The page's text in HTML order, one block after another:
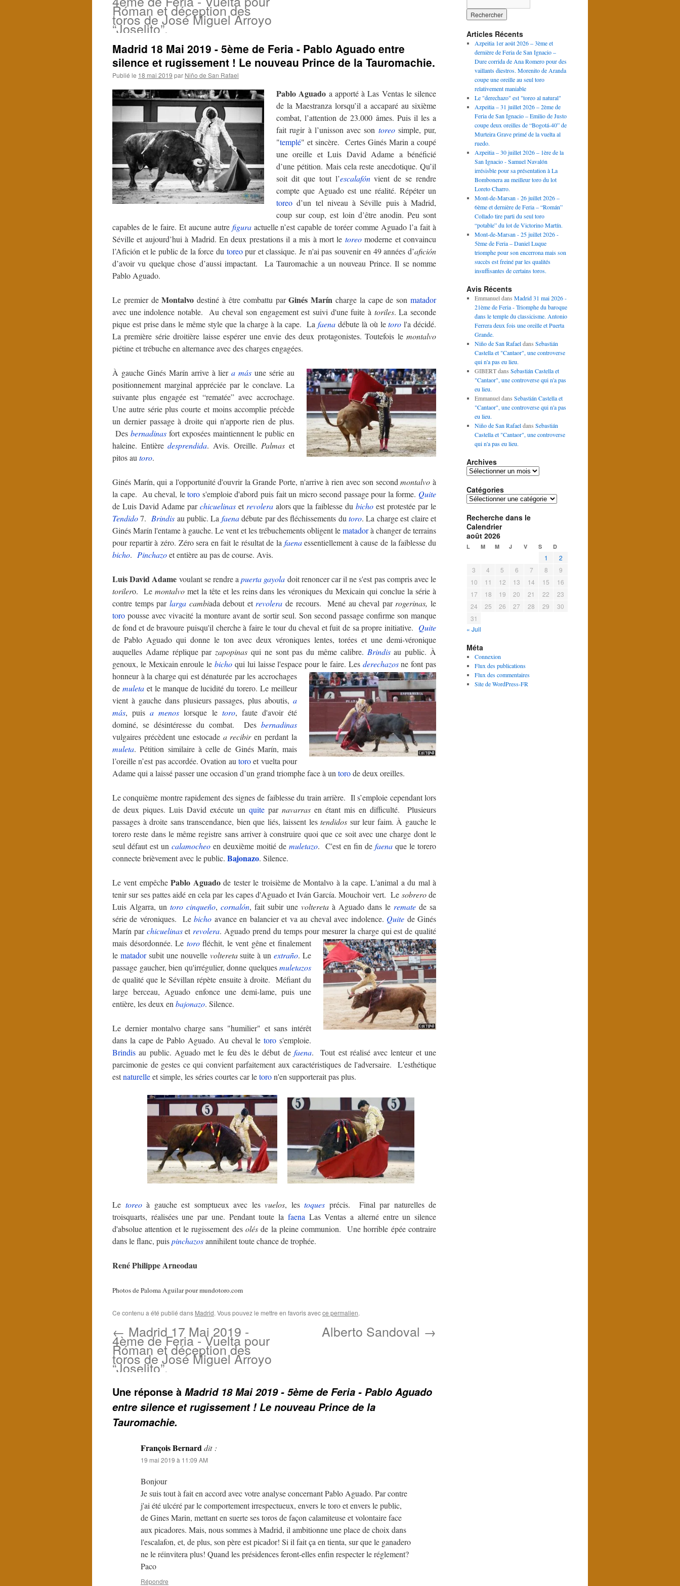
Róman et déception des
toros de José Miguel Arroyo
“Joselito”.
Madrid 18 Mai 2019 - 5ème de Feria - Pablo Aguado entre
silence et rugissement ! Le nouveau Prince de la Tauromachie.
Publié le 18 mai 2019 par Niño de San Rafael
Pablo Aguado a apporté à Las Ventas le silence
de la Maestranza lorsqu’il a accaparé au sixième
combat, l’attention de 23.000 âmes. Puis il les a
fait rugir à l’unisson avec son toreosimple, pur,
"templé" et sincère. Certes Ginés Marin a coupé
une oreille et Luis David Adame a bénéficié
d’une pétition. Mais cela reste anecdotique. Qu’il
soit dit que tout l’escalafónvient de se rendre
compte que Aguado est une réalité. Répéter un
toreo d’un tel niveau à Séville puis à Madrid,
coup sur coup, est loin d’être anodin. Peu sont
capables de le faire. Et aucune autre figuraactuelle n’est capable de toréer comme Aguado l’a fait à
Séville et aujourd’hui à Madrid. En deux prestations il a mis à mort le toreomoderne et convaincu
l’Afición et le public de la force du toreopur et classique. Je n'ai pas souvenir en 49 années d’afición
d’avoir vu quelque chose d’aussi impactant. La Tauromachie a un nouveau Prince. Il se nomme
Pablo Aguado.
Le premier deMontalvo destiné à être combattu parGinés Marín charge la cape de son matador
avec une indolence notable. Au cheval son engagement est suivi d'une fuite à toriles. La seconde
pique est prise dans le même style que la charge à la cape. Lafaena débute là où letoro l'a décidé.
La première série droitière laisse espérer une envie des deux protagonistes. Toutefois le montalvo
piétine et trébuche en alternance avec des charges engagées.
À gauche Ginés Marín arrive à liera más une série au
positionnement marginal appréciée par le conclave. La
suivante plus engagée est “rematée” avec accrochage.
Une autre série plus courte et moins accomplie précède
un dernier passage à droite qui n'apporte rien de plus.
Des bernadinas fort exposées maintiennent le public en
haleine. Entièredesprendida. Avis. Oreille. Palmas et
pitos au toro.
Ginés Marín, qui a l'opportunité d'ouvrir la Grande Porte, n'arrive à rien avec son secondmontalvo à
la cape. Au cheval, letoro s'emploie d'abord puis fait un micro second passage pour la forme. Quite
de Luis David Adame parchicuelinaset revoleraalors que la faiblesse dubicho est protestée par le
Tendido7. Brindis au public. La faenadébute par des fléchissements dutoro. La charge est claire et
Ginés Marín l'entame à gauche. Le vent et les trébuchements obligent lematadorà changer de terrains
pour repartir à zéro. Zéro sera en fait le résultat de la faenaessentiellement à cause de la faiblesse du
bicho. Pinchazoet entière au pas de course. Avis.
Luis David Adame voulant se rendre apuerta gayola doit renoncer car il ne s'est pas compris avec le
torilero. Le montalvomet la tête et les reins dans les véroniques du Mexicain qui conclue la série à
contre temps par largacambiada debout et revolera de recours. Mené au cheval par rogerinas, le
toro pousse avec vivacité la monture avant de sortir seul. Son second passage confirme son manque
de fond et de bravoure puisqu'il cherche à faire le tour du cheval et fuit de sa propre initiative. Quite
de Pablo Aguado qui donne le ton avec deux véroniques lentes, torées et une demi-véronique
auquelles Adame réplique par zapopinas qui ne sont pas du même calibre. Brindisau public. À
genoux, le Mexicain enroule lebicho qui lui laisse l'espace pour le faire. Les derechazosne font pas
honneur à la charge qui est dénaturée par les accrochages
de muletaet le manque de lucidité du torero. Le meilleur
vient à gauche dans plusieurs passages, plus aboutis, a
más, puisa menos lorsque le toro, faute d'avoir été
dominé, se désintéresse du combat. Des bernadinas
vulgaires précèdent une estocade a recibiren perdant la
muleta. Pétition similaire à celle de Ginés Marín, mais
l’oreille n’est pas accordée. Ovation au toroet vuelta pour
Adame qui a laissé passer une occasion d’un grand triomphe face à un torode deux oreilles.
Le conquième montre rapidement des signes de faiblesse du train arrière. Il s’emploie cependant lors
de deux piques. Luis David exécute un quite par navarras en étant mis en difficulté. Plusieurs
passages à droite sans transcendance, bien que liés, laissent les tendidos sur leur faim. À gauche le
torero reste dans le même registre sans arriver à construire quoi que ce soit avec une charge dont le
seul défaut est un calamocheo en deuxième moitié de muletazo. C'est en fin de faena que le torero
connecte brièvement avec le public. Bajonazo. Silence.
Le vent empêchePablo Aguadode tester le troisième de Montalvo à la cape. L'animal a du mal à
tenir sur ses pattes aidé en cela par les capes d'Aguado et Iván García. Mouchoir vert. Le sobrerode
Luis Algarra, un toro cinqueño, cornalón, fait subir une voltereta à Aguado dans le remate de sa
série de véroniques. Lebicho avance en balancier et va au cheval avec indolence. Quite de Ginés
Marín parchicuelinaset revolera. Aguado prend du temps pour mesurer la charge qui est de qualité
mais désordonnée.Le torofléchit, le vent gêne et finalement
le matadorsubit une nouvelle volteretasuite à unextraño. Le
passage gaucher, bien qu'irrégulier, donne quelquesmuletazos
de qualité que le Sévillan répète ensuite à droite. Méfiant du
large berceau, Aguado enfonce une demi-lame, puis une
entière, les deux en bajonazo. Silence.
Le dernier montalvo charge sans "humilier" et sans intérêt
dans la cape de Pablo Aguado. Au cheval letoro s'emploie.
Brindis au public. Aguado met le feu dès le début de faena. Tout est réalisé avec lenteur et une
parcimonie de gestes ce qui convient parfaitement aux caractéristiques de l'adversaire. L'esthétique
estnaturelleet simple, les séries courtes car letoron'en supporterait pas plus.
Le toreoà gauche est somptueux avec les vuelos, les toques précis. Final par naturelles de
troisquarts, réalisées une par une. Pendant toute la faena Las Ventas a alterné entre un silence
d'absolue attention et le rugissement des olés de la pleine communion. Une horrible épée contraire
dans le flanc, puispinchazosannihilent toute chance de trophée.
René Philippe Arneodau
Photos de Paloma Aguilar pour mundotoro.com
Ce contenu a été publié dans Madrid. Vous pouvez le mettre en favoris avecce permalien.
← Madrid 17 Mai 2019 -
4ème de Feria - Vuelta pour
Róman et déception des
toros de José Miguel Arroyo
“Joselito”.
Alberto Sandoval →
Une réponse à Madrid 18 Mai 2019 - 5ème de Feria - Pablo Aguado
entre silence et rugissement ! Le nouveau Prince de la
Tauromachie.
François Bernarddit :
19 mai 2019 à 11:09 AM
Bonjour
Je suis tout à fait en accord avec votre analyse concernant Pablo Aguado. Par contre
j'ai été ulcéré par le comportement irrespectueux, envers le toro et envers le public,
de Gines Marin, mettant en suerte ses toros de façon calamiteuse et volontaire face
aux picadores. Mais, nous sommes à Madrid, il ambitionne une place de choix dans
l'escalafon, et, de plus, son père est picador! Si il fait ça en tienta, sur que le ganadero
ne le réinvitera plus! Quand les présidences feront-elles enfin respecter le réglement?
Paco
Répondre
Articles Récents
Azpeitia 1er août 2026 – 3ème et
dernière de Feria de San Ignacio –
Dure corrida de Ana Romero pour des
vaillants diestros. Morenito de Aranda
coupe une oreille au seul toro
relativement maniable
Le "derechazo" est "toreo al natural"
Azpeitia – 31 juillet 2026 – 2ème de
Feria de San Ignacio – Emilio de Justo
coupe deux oreilles de “Bogotá-40” de
Murteira Grave primé de la vuelta al
ruedo.
Azpeitia – 30 juillet 2026 – 1ère de la
San Ignacio - Samuel Navalón
irrésisble pour sa présentation à La
Bombonera au meilleur toro du lot
Loreto Charro.
Mont-de-Marsan - 26 juillet 2026 –
6ème et dernière de Feria – “Román”
Collado tire parti du seul toro
“potable” du lot de Victorino Martín.
Mont-de-Marsan - 25 juillet 2026 -
5ème de Feria – Daniel Luque
triomphe pour son encerrona mais son
succès est freiné par les qualités
insuffisantes de certains toros.
Avis Récents
Emmanueldans Madrid 31 mai 2026 -
21ème de Feria - Triomphe du baroque
dans le temple du classicisme. Antonio
Ferrera deux fois une oreille et Puerta
Grande.
Niño de San Rafaeldans Sebastián
Castella et "Cantaor", une controverse
qui n'a pas eu lieu.
GIBERTdans Sebastián Castella et
"Cantaor", une controverse qui n'a pas
eu lieu.
Emmanueldans Sebastián Castella et
"Cantaor", une controverse qui n'a pas
eu lieu.
Niño de San Rafaeldans Sebastián
Castella et "Cantaor", une controverse
qui n'a pas eu lieu.
Archives
Archives
Catégories
Catégories
Recherche dans le
Calendrier
août 2026
L M M J V S D
1
2
3
4 5 6 7 8
9
10
11 12 13 14 15
16
17
18 19 20 21 22
23
24
25 26 27 28 29
30
31
« Juil
Méta
Connexion
Flux des publications
Flux des commentaires
Site de WordPress-FR